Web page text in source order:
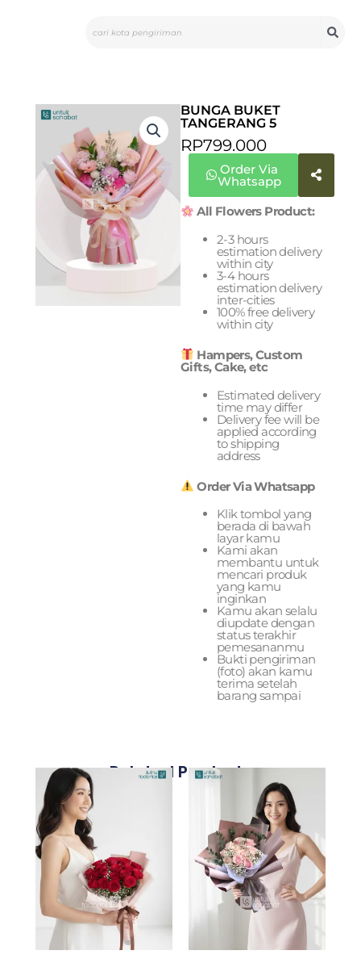
BUNGA BUKET
TANGERANG 5
RP799.000
Order Via
Whatsapp
All Flowers Product:
2-3 hours
estimation delivery
within city
3-4 hours
estimation delivery
inter-cities
100% free delivery
within city
Hampers, Custom
Gifts, Cake, etc
Estimated delivery
time may differ
Delivery fee will be
applied according
to shipping
address
Order Via Whatsapp
Klik tombol yang
berada di bawah
layar kamu
Kami akan
membantu untuk
mencari produk
yang kamu
inginkan
Kamu akan selalu
diupdate dengan
status terakhir
pemesananmu
Bukti pengiriman
(foto) akan kamu
terima setelah
barang sampai
Related Products
Original
Current
Rp812.250.